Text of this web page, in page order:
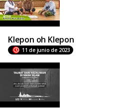
Klepon oh Klepon
11 de junio de 2023